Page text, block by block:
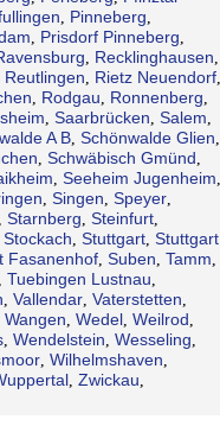
Pinneberg
Prisdorf Pinneberg
Recklinghausen
Reutlingen Rietz Neuendorf,
Rodgau Ronnenberg
Saarbrücken Salem
A B, Schönwalde Glien
Schwäbisch Gmünd
Seeheim Jugenheim
Singen Speyer,
Starnberg Steinfurt,
Stockach Stuttgart, Stuttgart
Fasanenhof, Suben Tamm
Tuebingen Lustnau
Vallendar, Vaterstetten
Wangen Wedel, Weilrod
, Wendelstein Wesseling
, Wilhelmshaven
, Zwickau